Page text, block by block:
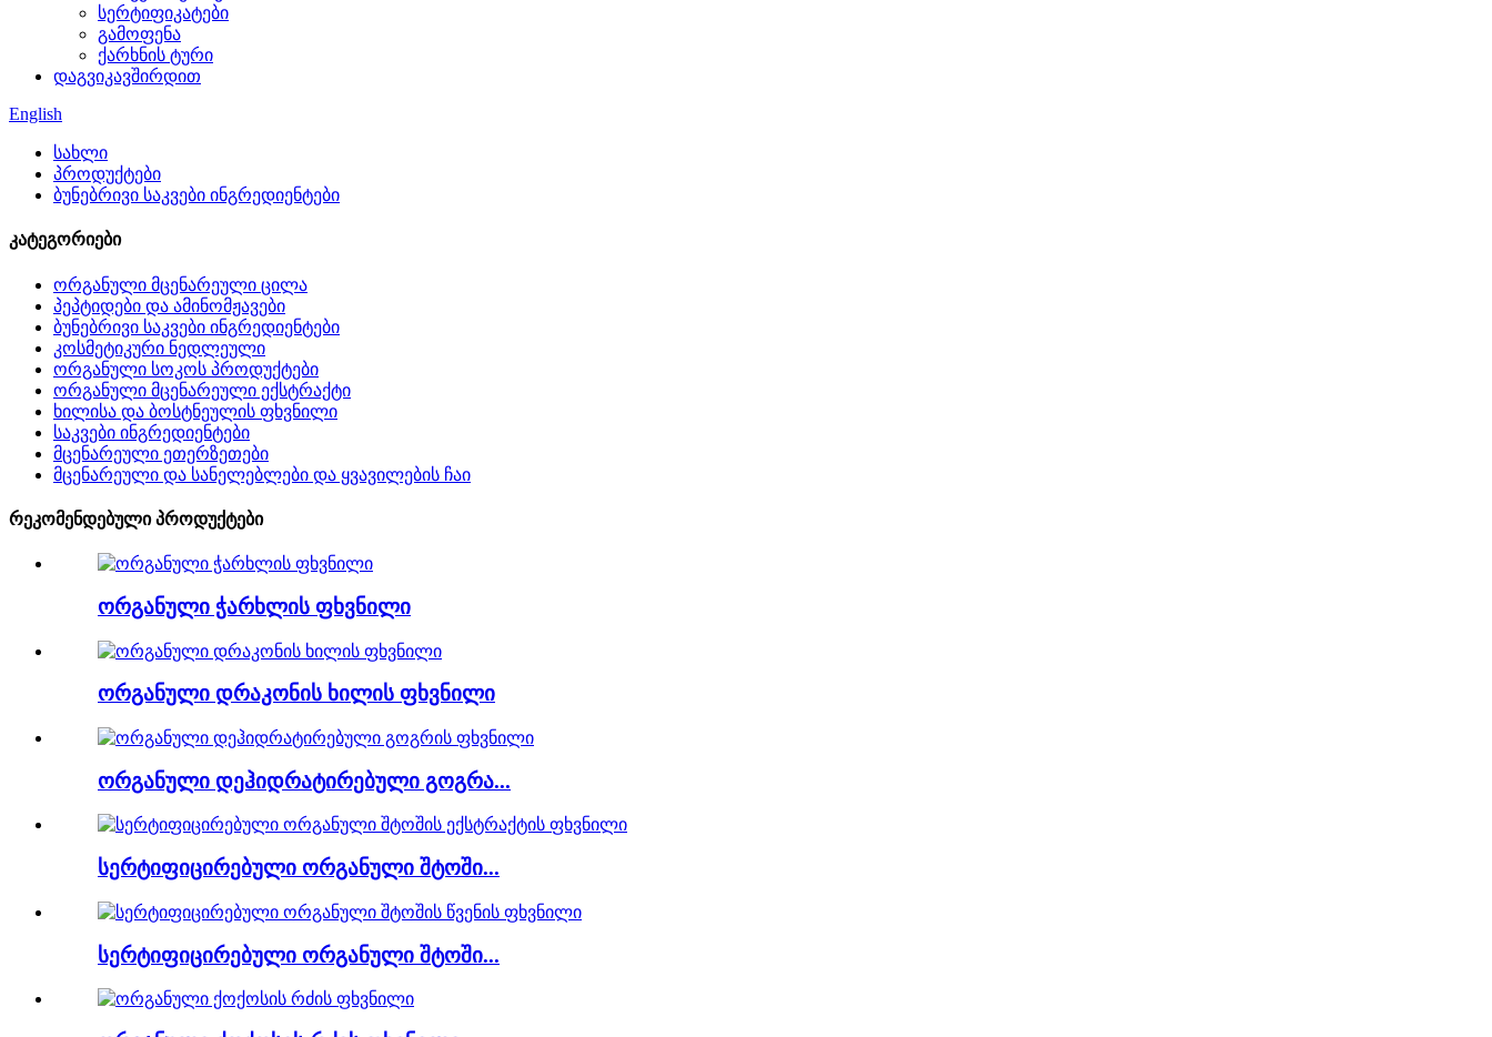
სერტიფიკატები
გამოფენა
ქარხნის ტური
დაგვიკავშირდით
English
სახლი
პროდუქტები
ბუნებრივი საკვები ინგრედიენტები
კატეგორიები
ორგანული მცენარეული ცილა
პეპტიდები და ამინომჟავები
ბუნებრივი საკვები ინგრედიენტები
კოსმეტიკური ნედლეული
ორგანული სოკოს პროდუქტები
ორგანული მცენარეული ექსტრაქტი
ხილისა და ბოსტნეულის ფხვნილი
საკვები ინგრედიენტები
მცენარეული ეთერზეთები
მცენარეული და სანელებლები და ყვავილების ჩაი
რეკომენდებული პროდუქტები
ორგანული ჭარხლის ფხვნილი
ორგანული დრაკონის ხილის ფხვნილი
ორგანული დეჰიდრატირებული გოგრა...
სერტიფიცირებული ორგანული შტოში...
სერტიფიცირებული ორგანული შტოში...